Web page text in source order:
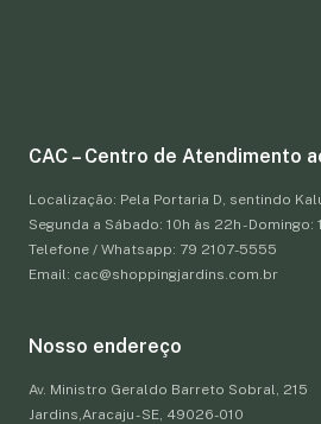
CAC – Centro de Atendimento
Localização: Pela Portaria D, sentindo
Segunda a Sábado: 10h às 22h - Domingo:
Telefone / Whatsapp: 79 2107-5555
Email: cac@shoppingjardins.com.br
Nosso endereço
Av. Ministro Geraldo Barreto Sobral, 215
Jardins,Aracaju - SE, 49026-010